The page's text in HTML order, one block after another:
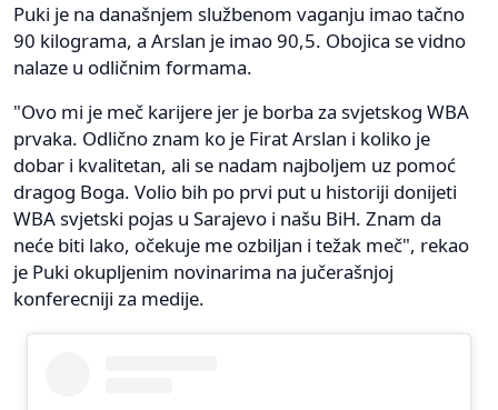
Puki je na današnjem službenom vaganju imao tačno
90 kilograma, a Arslan je imao 90,5. Obojica se vidno
nalaze u odličnim formama.
"Ovo mi je meč karijere jer je borba za svjetskog WBA
prvaka. Odlično znam ko je Firat Arslan i koliko je
dobar i kvalitetan, ali se nadam najboljem uz pomoć
dragog Boga. Volio bih po prvi put u historiji donijeti
WBA svjetski pojas u Sarajevo i našu BiH. Znam da
neće biti lako, očekuje me ozbiljan i težak meč", rekao
je Puki okupljenim novinarima na jučerašnjoj
konferecniji za medije.